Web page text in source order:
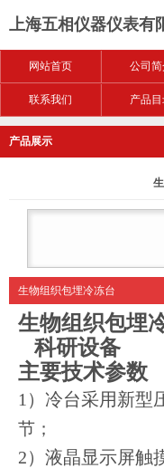
上海五相仪器仪表有
网站首页 公司
联系我们 产品
产品展示
生物组织包埋冷冻台
生物组织包埋
科研设备
主要技术参数
1 ）冷台采用新型
节；
2）液晶显示屏触